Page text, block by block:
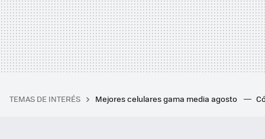
TEMAS DE INTERÉS Mejores celulares gama media agosto